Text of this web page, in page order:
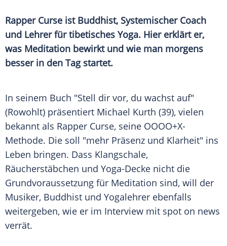
Rapper Curse ist Buddhist, Systemischer Coach
und Lehrer für tibetisches Yoga. Hier erklärt er,
was Meditation bewirkt und wie man morgens
besser in den Tag startet.
In seinem Buch "Stell dir vor, du wachst auf"
(Rowohlt) präsentiert Michael Kurth (39), vielen
bekannt als Rapper Curse, seine OOOO+X-
Methode. Die soll "mehr Präsenz und Klarheit" ins
Leben bringen. Dass Klangschale,
Räucherstäbchen und Yoga-Decke nicht die
Grundvoraussetzung für Meditation sind, will der
Musiker, Buddhist und Yogalehrer ebenfalls
weitergeben, wie er im Interview mit spot on news
verrät.